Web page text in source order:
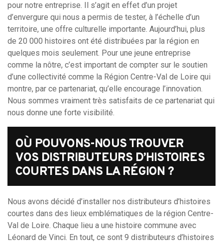
pour notre entreprise. Il s’agit en effet d’un projet
d’envergure qui nous a permis de tester, à l’échelle d’un
territoire, une offre culturelle importante. Aujourd’hui, plus
de 20 000 histoires ont été distribuées par la région en
quelques mois seulement. Pour une jeune entreprise
comme la nôtre, c’est important de compter sur le soutien
d’une collectivité comme la Région Centre-Val de Loire qui
montre, par ce partenariat, qu’elle encourage l’innovation.
Nous sommes vraiment très satisfaits de ce partenariat qui
nous donne une forte visibilité.
OÙ POUVONS-NOUS TROUVER
VOS DISTRIBUTEURS D’HISTOIRES
COURTES DANS LA RÉGION ?
Nous avons décidé d’installer nos distributeurs d’histoires
courtes dans des lieux emblématiques de la région Centre-
Val de Loire. Chaque lieu a une histoire commune avec
Léonard de Vinci. En tout, ce sont 9 distributeurs d’histoires
Search
for: